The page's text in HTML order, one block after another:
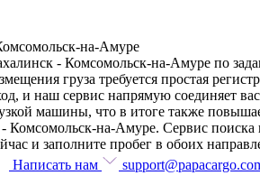
на-Амуре
- Комсомольск-на-Амуре по
груза требуется простая
и наш сервис напрямую соединяет
машины, что в итоге также
на-Амуре. Сервис поиска
и заполните пробег в обоих
Написать нам